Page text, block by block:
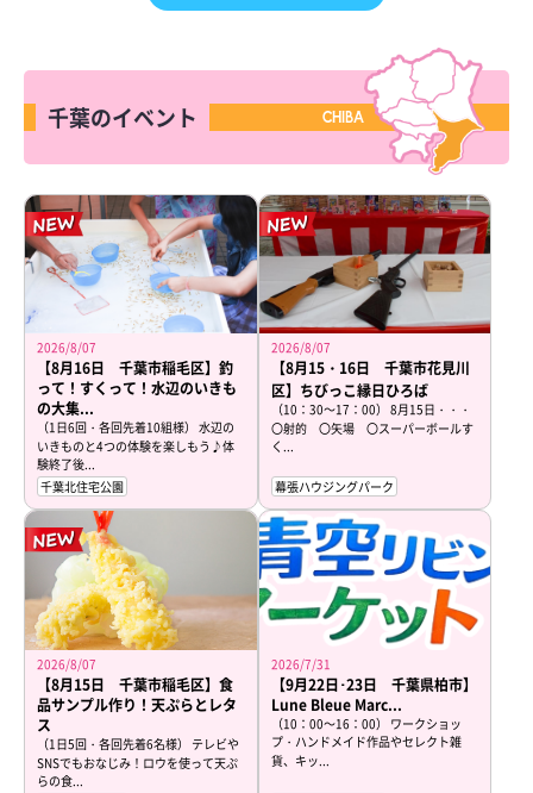
千葉のイベント CHIBA
2026/8/07
【8月16日 千葉市稲毛区】釣
って！すくって！水辺のいきも
の大集...
（1日6回・各回先着10組様） 水辺の
いきものと4つの体験を楽しもう♪体
験終了後...
千葉北住宅公園
2026/8/07
【8月15・16日 千葉市花見川
区】ちびっこ縁日ひろば
（10：30～17：00） 8月15日・・・
〇射的 〇矢場 〇スーパーボールす
く...
幕張ハウジングパーク
2026/8/07
【8月15日 千葉市稲毛区】食
品サンプル作り！天ぷらとレタ
ス
（1日5回・各回先着6名様） テレビや
SNSでもおなじみ！ロウを使って天ぷ
らの食...
2026/7/31
【9月22日･23日 千葉県柏市】
Lune Bleue Marc...
（10：00～16：00） ワークショッ
プ・ハンドメイド作品やセレクト雑
貨、キッ...